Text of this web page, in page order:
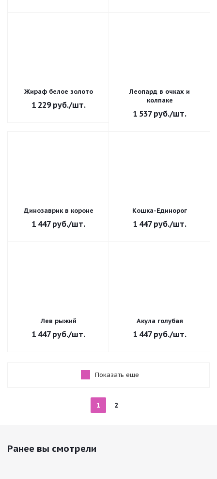
Жираф белое золото
1 229руб./шт.
Леопард в очках и
колпаке
1 537руб./шт.
Динозаврик в короне
1 447руб./шт.
Кошка-Единорог
1 447руб./шт.
Лев рыжий
1 447руб./шт.
Акула голубая
1 447руб./шт.
Показать еще
1 2
Ранее вы смотрели